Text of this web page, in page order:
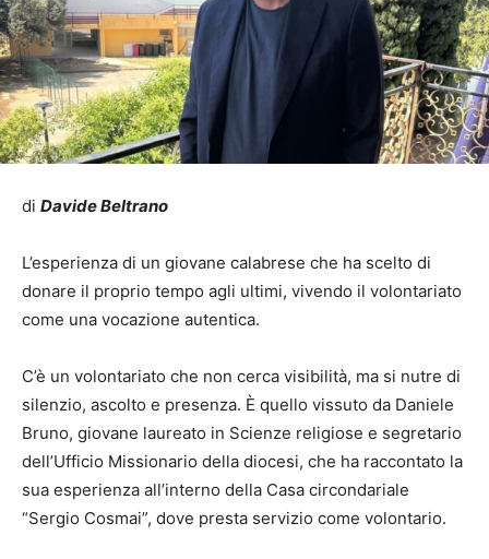
di Davide Beltrano
L’esperienza di un giovane calabrese che ha scelto di
donare il proprio tempo agli ultimi, vivendo il volontariato
come una vocazione autentica.
C’è un volontariato che non cerca visibilità, ma si nutre di
silenzio, ascolto e presenza. È quello vissuto da Daniele
Bruno, giovane laureato in Scienze religiose e segretario
dell’Ufficio Missionario della diocesi, che ha raccontato la
sua esperienza all’interno della Casa circondariale
“Sergio Cosmai”, dove presta servizio come volontario.